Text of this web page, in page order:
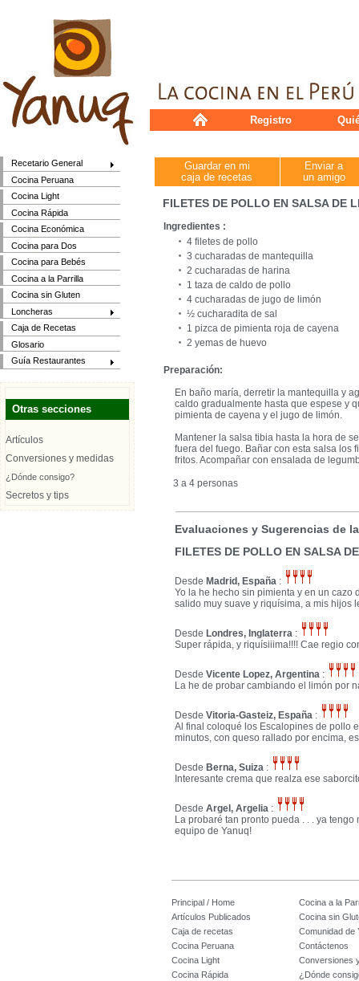
Recetario General
Cocina Peruana
Cocina Light
Cocina Rápida
Cocina Económica
Cocina para Dos
Cocina para Bebés
Cocina a la Parrilla
Cocina sin Gluten
Loncheras
Caja de Recetas
Glosario
Guía Restaurantes
Otras secciones
Artículos
Conversiones y medidas
¿Dónde consigo?
Secretos y tips
Registro
Guardar en mi
caja de recetas
Enviar a
un amigo
FILETES DE POLLO EN SALSA DE
Ingredientes :
4 filetes de pollo
3 cucharadas de mantequilla
2 cucharadas de harina
1 taza de caldo de pollo
4 cucharadas de jugo de limón
½ cucharadita de sal
1 pizca de pimienta roja de cayena
2 yemas de huevo
Preparación:
En baño maría, derretir la mantequilla y
caldo gradualmente hasta que espese y
pimienta de cayena y el jugo de limón.
Mantener la salsa tibia hasta la hora de
fuera del fuego. Bañar con esta salsa los
fritos. Acompañar con ensalada de
3 a 4 personas
Evaluaciones y Sugerencias de
FILETES DE POLLO EN SALSA
Desde Madrid, España :
Yo la he hecho sin pimienta y en un cazo
salido muy suave y riquísima, a mis hijos
Desde Londres, Inglaterra :
Super rápida, y riquísiiima!!!! Cae regio
DesdeVicente Lopez, Argentina :
La he de probar cambiando el limón por
DesdeVitoria-Gasteiz, España :
Al final coloqué los Escalopines de pollo
minutos, con queso rallado por encima,
Desde Berna, Suiza :
Interesante crema que realza ese
DesdeArgel, Argelia :
La probaré tan pronto pueda . . . ya
equipo de Yanuq!
Principal / Home
Cocina a la
Artículos Publicados
Cocina sin
Caja de recetas
Comunidad de
Cocina Peruana
Contáctenos
Cocina Light
Conversiones
Cocina Rápida
¿Dónde